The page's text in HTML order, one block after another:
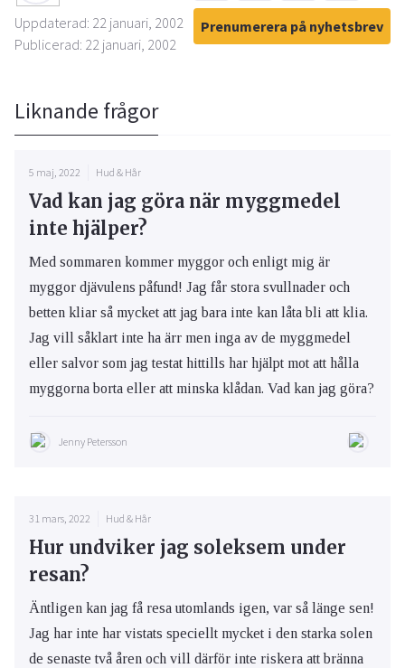
Uppdaterad: 22 januari, 2002
Publicerad: 22 januari, 2002
Prenumerera på nyhetsbrev
Liknande frågor
5 maj, 2022 Hud & Hår
Vad kan jag göra när myggmedel
inte hjälper?
Med sommaren kommer myggor och enligt mig är
myggor djävulens påfund! Jag får stora svullnader och
betten kliar så mycket att jag bara inte kan låta bli att klia.
Jag vill såklart inte ha ärr men inga av de myggmedel
eller salvor som jag testat hittills har hjälpt mot att hålla
myggorna borta eller att minska klådan. Vad kan jag göra?
Jenny Petersson
31 mars, 2022 Hud & Hår
Hur undviker jag soleksem under
resan?
Äntligen kan jag få resa utomlands igen, var så länge sen!
Jag har inte har vistats speciellt mycket i den starka solen
de senaste två åren och vill därför inte riskera att bränna